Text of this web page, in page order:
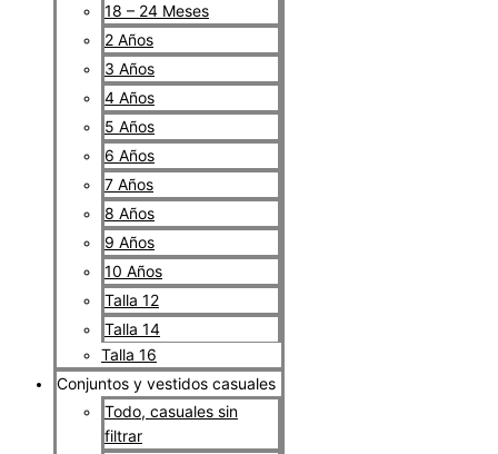
18 – 24 Meses
2 Años
3 Años
4 Años
5 Años
6 Años
7 Años
8 Años
9 Años
10 Años
Talla 12
Talla 14
Talla 16
Conjuntos y vestidos casuales
Todo, casuales sin
filtrar